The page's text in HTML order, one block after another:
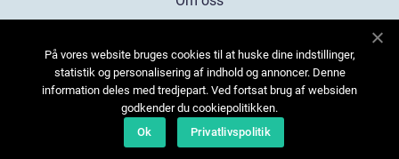
Kontakta oss
Sitemap
På vores website bruges cookies til at huske dine indstillinger,
statistik og personalisering af indhold og annoncer. Denne
information deles med tredjepart. Ved fortsat brug af websiden
godkender du cookiepolitikken.
Ok
Privatlivspolitik